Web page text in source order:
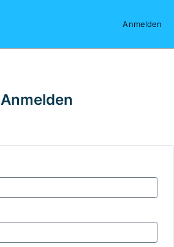
Anmelden
Anmelden